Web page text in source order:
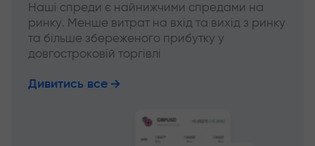
Наші спреди є найнижчими спредами на
ринку. Менше витрат на вхід та вихід з ринку
та більше збереженого прибутку у
довгостроковій торгівлі
Дивитись все